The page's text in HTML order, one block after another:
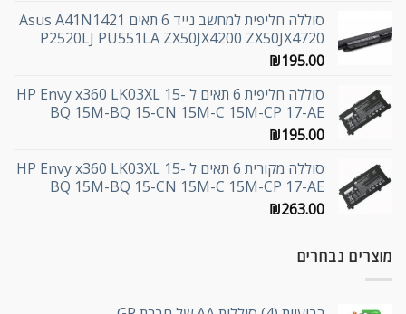
סוללה חליפית למחשב נייד 6 תאים Asus A41N1421
P2520LJ PU551LA ZX50JX4200 ZX50JX4720
₪195.00
סוללה חליפית 6 תאים ל HP Envy x360 LK03XL 15-
BQ 15M-BQ 15-CN 15M-C 15M-CP 17-AE
₪195.00
סוללה מקורית 6 תאים ל HP Envy x360 LK03XL 15-
BQ 15M-BQ 15-CN 15M-C 15M-CP 17-AE
₪263.00
מוצרים נבחרים